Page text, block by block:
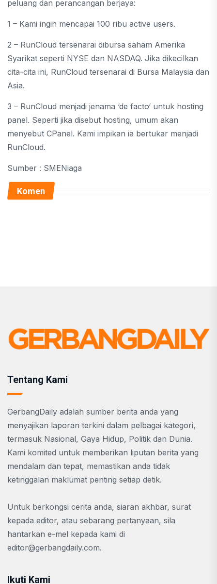
peluang dan perancangan berjaya:
1 – Kami ingin mencapai 100 ribu active users.
2 – RunCloud tersenarai dibursa saham Amerika
Syarikat seperti NYSE dan NASDAQ. Jika dikecilkan
cita-cita ini, RunCloud tersenarai di Bursa Malaysia dan
Asia.
3 – RunCloud menjadi jenama ‘de facto‘ untuk hosting
panel. Seperti jika disebut hosting, umum akan
menyebut CPanel. Kami impikan ia bertukar menjadi
RunCloud.
Sumber : SMENiaga
Komen
Tentang Kami
GerbangDaily adalah sumber berita anda yang
menyajikan laporan terkini dalam pelbagai kategori,
termasuk Nasional, Gaya Hidup, Politik dan Dunia.
Kami komited untuk memberikan liputan berita yang
mendalam dan tepat, memastikan anda tidak
ketinggalan maklumat penting setiap detik.
Untuk berkongsi cerita anda, siaran akhbar, surat
kepada editor, atau sebarang pertanyaan, sila
hantarkan e-mel kepada kami di
editor@gerbangdaily.com.
Ikuti Kami